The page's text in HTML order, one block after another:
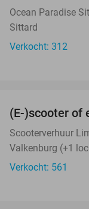
Ocean Paradise
Sittard
Verkocht: 312
(E-)scooter of
Scooterverhuur
Valkenburg (+1
Verkocht: 561